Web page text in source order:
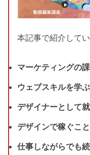
本記事で紹介して
マーケティングの
ウェブスキルを学
デザイナーとして
デザインで稼ぐこ
仕事しながらでも